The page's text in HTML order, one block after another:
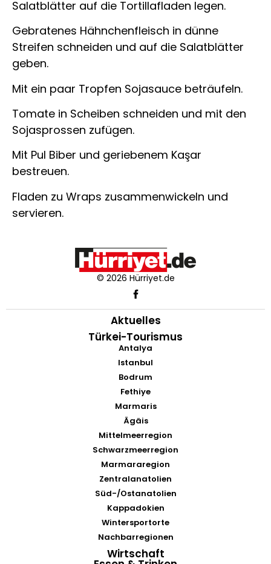
Salatblätter auf die Tortillafladen legen.
Gebratenes Hähnchenfleisch in dünne
Streifen schneiden und auf die Salatblätter
geben.
Mit ein paar Tropfen Sojasauce beträufeln.
Tomate in Scheiben schneiden und mit den
Sojasprossen zufügen.
Mit Pul Biber und geriebenem Kaşar
bestreuen.
Fladen zu Wraps zusammenwickeln und
servieren.
© 2026 Hürriyet.de
Aktuelles
Türkei-Tourismus
Antalya
Istanbul
Bodrum
Fethiye
Marmaris
Ägäis
Mittelmeerregion
Schwarzmeerregion
Marmararegion
Zentralanatolien
Süd-/Ostanatolien
Kappadokien
Wintersportorte
Nachbarregionen
Wirtschaft